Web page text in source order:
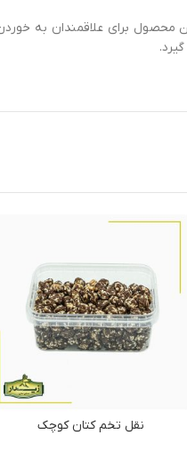
برای علاقمندان به
نقل تخم کتان کوچک